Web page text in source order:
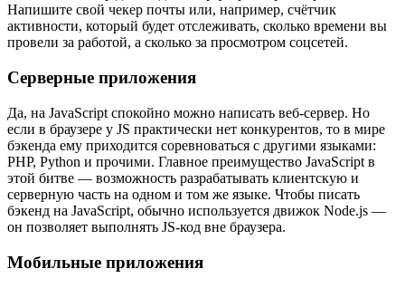
Напишите свой чекер почты или, например, счётчик
активности, который будет отслеживать, сколько времени вы
провели за работой, а сколько за просмотром соцсетей.
Серверные приложения
Да, на JavaScript спокойно можно написать веб-сервер. Но
если в браузере у JS практически нет конкурентов, то в мире
бэкенда ему приходится соревноваться с другими языками:
PHP, Python и прочими. Главное преимущество JavaScript в
этой битве — возможность разрабатывать клиентскую и
серверную часть на одном и том же языке. Чтобы писать
бэкенд на JavaScript, обычно используется движок Node.js —
он позволяет выполнять JS-код вне браузера.
Мобильные приложения